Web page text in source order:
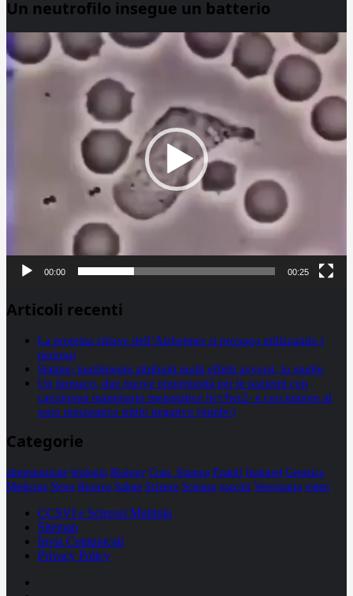
Un neutrofilo insegue un batterio
Player
00:00 00:25
Articoli recenti
La proteina chiave dell’Alzheimer si propaga utilizzando i
neuroni
Statine: inutilmente attribuiti molti effetti avversi, lo studio
Un farmaco, due nuove opportunità per le pazienti con
carcinoma mammario metastatico hr+/her2- e con tumore al
seno metastatico triplo negativo (mtnbc)
Categorie
alimentazione biologia Biology Com. Stampa Epatiti featured Genetica
Medicina News Ricerca Salute Science Scienza vaccini Veterinaria video
CCSVI e Sclerosi Multipla
Sitemap
Invia Comunicati
Privacy Policy